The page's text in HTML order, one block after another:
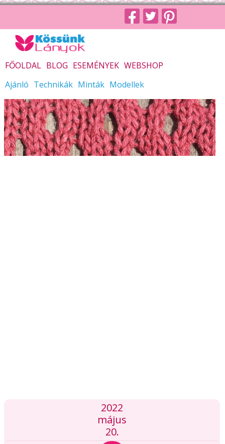
FŐOLDAL BLOG ESEMÉNYEK WEBSHOP
Ajánló Technikák Minták Modellek
2022
május
20.